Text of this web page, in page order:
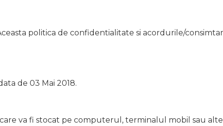
politica de confidentialitate si acordurile/
de 03 Mai 2018.
va fi stocat pe computerul, terminalul mobil sau